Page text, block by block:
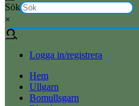
Sök
×
Logga in/registrera
Hem
Ullgarn
Bomullsgarn